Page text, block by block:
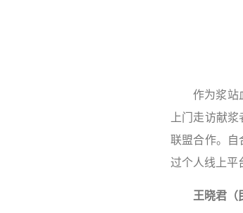
作为浆站
上门走访献
联盟合作。
过个人线上平
王晓君（